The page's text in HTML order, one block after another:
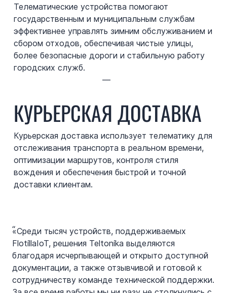
Телематические устройства помогают
государственным и муниципальным службам
эффективнее управлять зимним обслуживанием и
сбором отходов, обеспечивая чистые улицы,
более безопасные дороги и стабильную работу
городских служб.
—
КУРЬЕРСКАЯ ДОСТАВКА
Курьерская доставка использует телематику для
отслеживания транспорта в реальном времени,
оптимизации маршрутов, контроля стиля
вождения и обеспечения быстрой и точной
доставки клиентам.
“
«Среди тысяч устройств, поддерживаемых
FlotillaIoT, решения Teltonika выделяются
благодаря исчерпывающей и открыто доступной
документации, а также отзывчивой и готовой к
сотрудничеству команде технической поддержки.